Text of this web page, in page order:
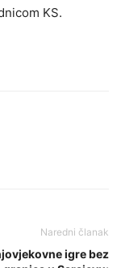
KS.
Naredni članak
igre bez